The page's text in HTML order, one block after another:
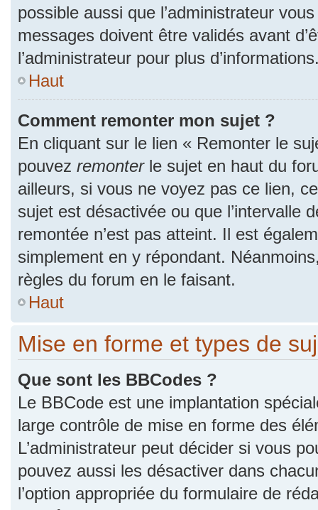
possible aussi que l’administrateur
messages doivent être validés avant
l’administrateur pour plus
Haut
Comment remonter mon sujet ?
En cliquant sur le lien « Remonter le
pouvez remonterle sujet en haut du
ailleurs, si vous ne voyez pas ce lien,
sujet est désactivée ou que l’intervalle
remontée n’est pas atteint. Il est
simplement en y répondant.
règles du forum en le faisant.
Haut
Mise en forme et types de
Que sont les BBCodes ?
Le BBCode est une implantation
large contrôle de mise en forme des
L’administrateur peut décider si vous
pouvez aussi les désactiver dans
l’option appropriée du formulaire de